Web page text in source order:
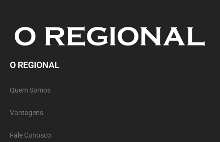
O REGIONAL
Quem Somos
Vantagens
Fale Conosco